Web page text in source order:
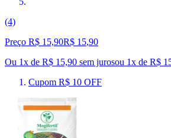
(4)
Preço R$ 15,90R$ 15,90
Ou 1x de R$ 15,90 sem jurosou 1x de R$
Cupom R$ 10 OFF